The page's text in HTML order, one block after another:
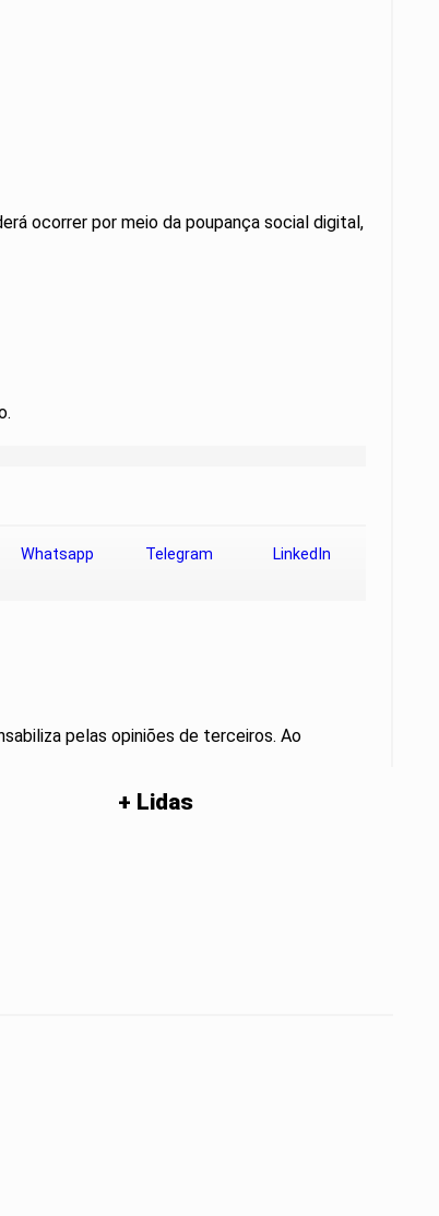
ocorrer por meio da poupança social digital,
Whatsapp Telegram LinkedIn
pelas opiniões de terceiros. Ao
+ Lidas